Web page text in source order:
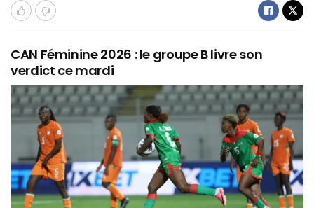
CAN Féminine 2026 : le groupe B livre son
verdict ce mardi